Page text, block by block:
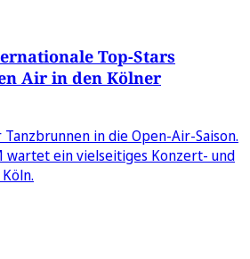
Top-Stars
Air in den Kölner
in die Open-Air-Saison.
wartet ein vielseitiges Konzert- und